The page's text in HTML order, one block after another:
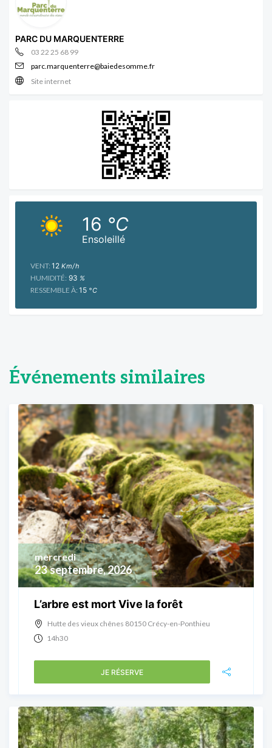
PARC DU MARQUENTERRE
03 22 25 68 99
parc.marquenterre@baiedesomme.fr
Site internet
Ensoleillé
16 °C
VENT: 12 Km/h
HUMIDITÉ: 93 %
RESSEMBLE À: 15 °C
Événements similaires
23 septembre, 2026
mercredi
L’arbre est mort Vive la forêt
Hutte des vieux chênes 80150 Crécy-en-Ponthieu
14h30
JE RÉSERVE